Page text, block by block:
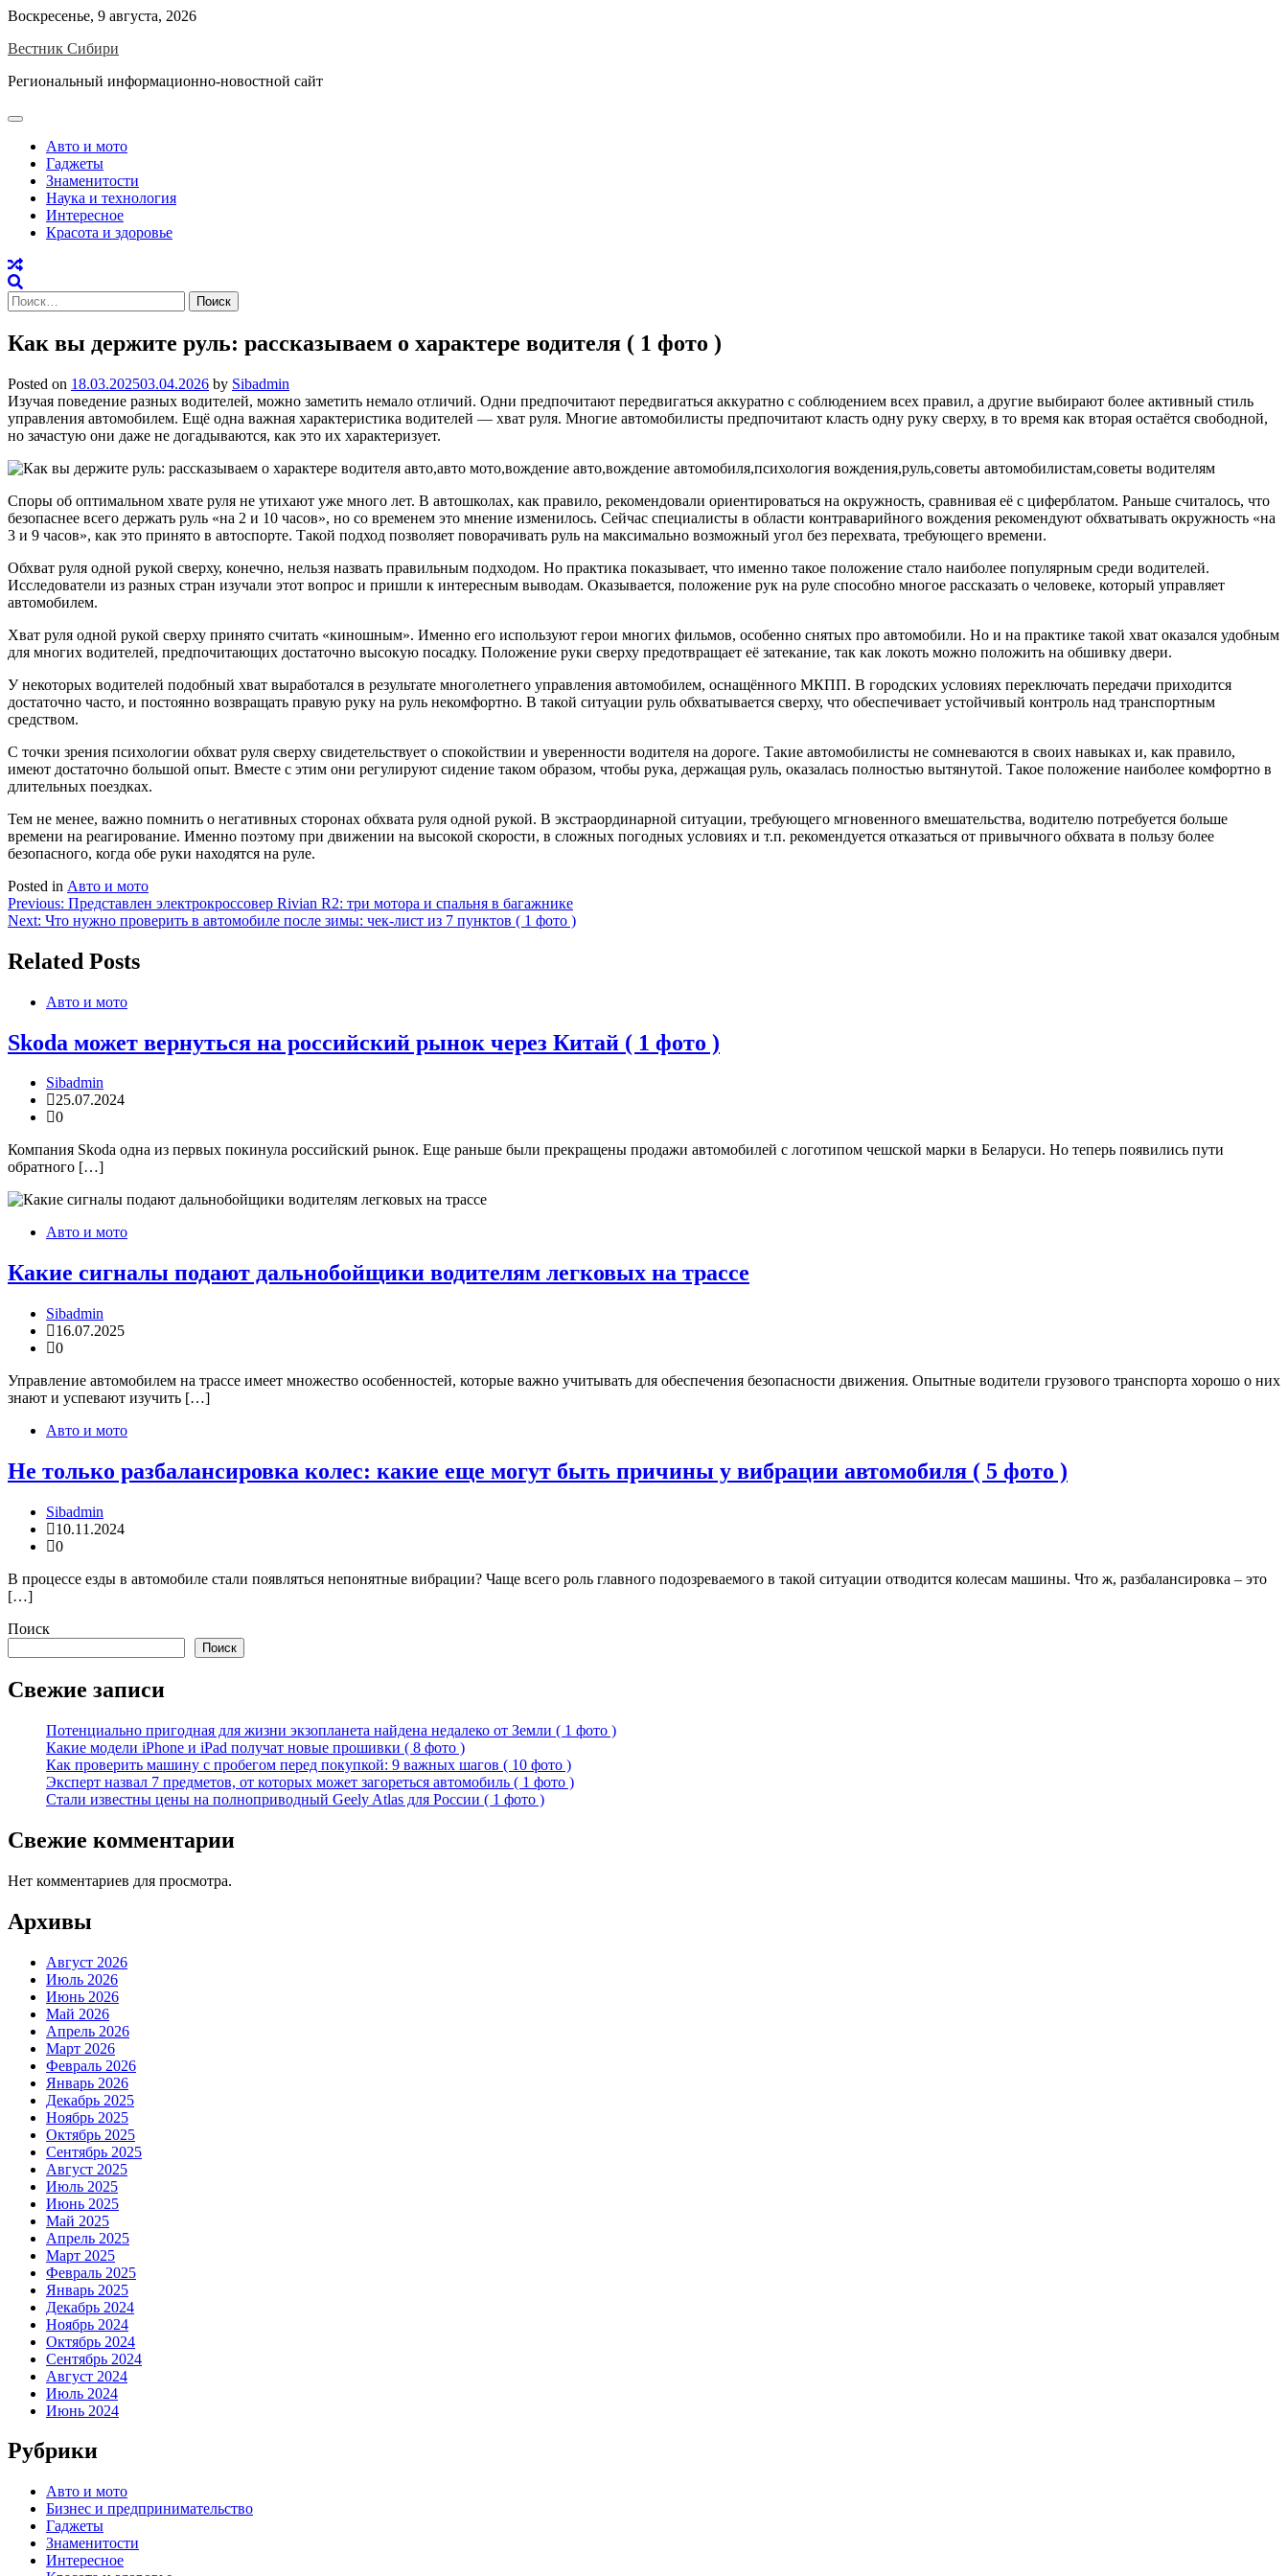
Skip
content
Воскресенье, 9 августа, 2026
Вестник Сибири
Региональный информационно-новостной сайт
Авто и мото
Гаджеты
Знаменитости
Наука и технология
Интересное
Красота и здоровье
Найти:
Как вы держите руль: рассказываем о характере водителя ( 1 фото )
Posted on 18.03.202503.04.2026 by Sibadmin
Изучая поведение разных водителей, можно заметить немало отличий. Одни предпочитают передвигаться аккуратно с соблюдением всех правил, а другие выбирают более активный стиль
управления автомобилем. Ещё одна важная характеристика водителей — хват руля. Многие автомобилисты предпочитают класть одну руку сверху, в то время как вторая остаётся свободной,
но зачастую они даже не догадываются, как это их характеризует.
Споры об оптимальном хвате руля не утихают уже много лет. В автошколах, как правило, рекомендовали ориентироваться на окружность, сравнивая её с циферблатом. Раньше считалось, что
безопаснее всего держать руль «на 2 и 10 часов», но со временем это мнение изменилось. Сейчас специалисты в области контраварийного вождения рекомендуют обхватывать окружность «на
3 и 9 часов», как это принято в автоспорте. Такой подход позволяет поворачивать руль на максимально возможный угол без перехвата, требующего времени.
Обхват руля одной рукой сверху, конечно, нельзя назвать правильным подходом. Но практика показывает, что именно такое положение стало наиболее популярным среди водителей.
Исследователи из разных стран изучали этот вопрос и пришли к интересным выводам. Оказывается, положение рук на руле способно многое рассказать о человеке, который управляет
автомобилем.
Хват руля одной рукой сверху принято считать «киношным». Именно его используют герои многих фильмов, особенно снятых про автомобили. Но и на практике такой хват оказался удобным
для многих водителей, предпочитающих достаточно высокую посадку. Положение руки сверху предотвращает её затекание, так как локоть можно положить на обшивку двери.
У некоторых водителей подобный хват выработался в результате многолетнего управления автомобилем, оснащённого МКПП. В городских условиях переключать передачи приходится
достаточно часто, и постоянно возвращать правую руку на руль некомфортно. В такой ситуации руль обхватывается сверху, что обеспечивает устойчивый контроль над транспортным
средством.
С точки зрения психологии обхват руля сверху свидетельствует о спокойствии и уверенности водителя на дороге. Такие автомобилисты не сомневаются в своих навыках и, как правило,
имеют достаточно большой опыт. Вместе с этим они регулируют сидение таком образом, чтобы рука, держащая руль, оказалась полностью вытянутой. Такое положение наиболее комфортно в
длительных поездках.
Тем не менее, важно помнить о негативных сторонах обхвата руля одной рукой. В экстраординарной ситуации, требующего мгновенного вмешательства, водителю потребуется больше
времени на реагирование. Именно поэтому при движении на высокой скорости, в сложных погодных условиях и т.п. рекомендуется отказаться от привычного обхвата в пользу более
безопасного, когда обе руки находятся на руле.
Posted in Авто и мото
Навигация
по
записям
Previous: Представлен электрокроссовер Rivian R2: три мотора и спальня в багажнике
Next: Что нужно проверить в автомобиле после зимы: чек-лист из 7 пунктов ( 1 фото )
Related Posts
Авто и мото
Skoda может вернуться на российский рынок через Китай ( 1 фото )
Sibadmin
25.07.2024
0
Компания Skoda одна из первых покинула российский рынок. Еще раньше были прекращены продажи автомобилей с логотипом чешской марки в Беларуси. Но теперь появились пути
обратного […]
Авто и мото
Какие сигналы подают дальнобойщики водителям легковых на трассе
Sibadmin
16.07.2025
0
Управление автомобилем на трассе имеет множество особенностей, которые важно учитывать для обеспечения безопасности движения. Опытные водители грузового транспорта хорошо о них
знают и успевают изучить […]
Авто и мото
Не только разбалансировка колес: какие еще могут быть причины у вибрации автомобиля ( 5 фото )
Sibadmin
10.11.2024
0
В процессе езды в автомобиле стали появляться непонятные вибрации? Чаще всего роль главного подозреваемого в такой ситуации отводится колесам машины. Что ж, разбалансировка – это
[…]
Поиск
Поиск
Свежие записи
Потенциально пригодная для жизни экзопланета найдена недалеко от Земли ( 1 фото )
Какие модели iPhone и iPad получат новые прошивки ( 8 фото )
Как проверить машину с пробегом перед покупкой: 9 важных шагов ( 10 фото )
Эксперт назвал 7 предметов, от которых может загореться автомобиль ( 1 фото )
Стали известны цены на полноприводный Geely Atlas для России ( 1 фото )
Свежие комментарии
Нет комментариев для просмотра.
Архивы
Август 2026
Июль 2026
Июнь 2026
Май 2026
Апрель 2026
Март 2026
Февраль 2026
Январь 2026
Декабрь 2025
Ноябрь 2025
Октябрь 2025
Сентябрь 2025
Август 2025
Июль 2025
Июнь 2025
Май 2025
Апрель 2025
Март 2025
Февраль 2025
Январь 2025
Декабрь 2024
Ноябрь 2024
Октябрь 2024
Сентябрь 2024
Август 2024
Июль 2024
Июнь 2024
Рубрики
Авто и мото
Бизнес и предпринимательство
Гаджеты
Знаменитости
Интересное